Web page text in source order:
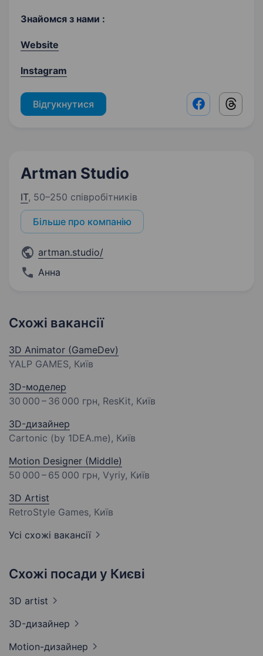
Знайомся з нами :
Website
Instagram
Відгукнутися Facebook
Artman Studio
IT, 50–250 співробітників
Більше про компанію
artman.studio/
Анна
Схожі вакансії
3D Animator (GameDev)
YALP GAMES, Київ
3D-моделер
30 000 – 36 000 грн, ResKit, Київ
3D-дизайнер
Cartonic (by 1DEA.me), Київ
Motion Designer (Middle)
50 000 – 65 000 грн, Vyriy, Київ
3D Artist
RetroStyle Games, Київ
Усі схожі вакансії
Схожі посади у Києві
3D artist
3D-дизайнер
Motion-дизайнер